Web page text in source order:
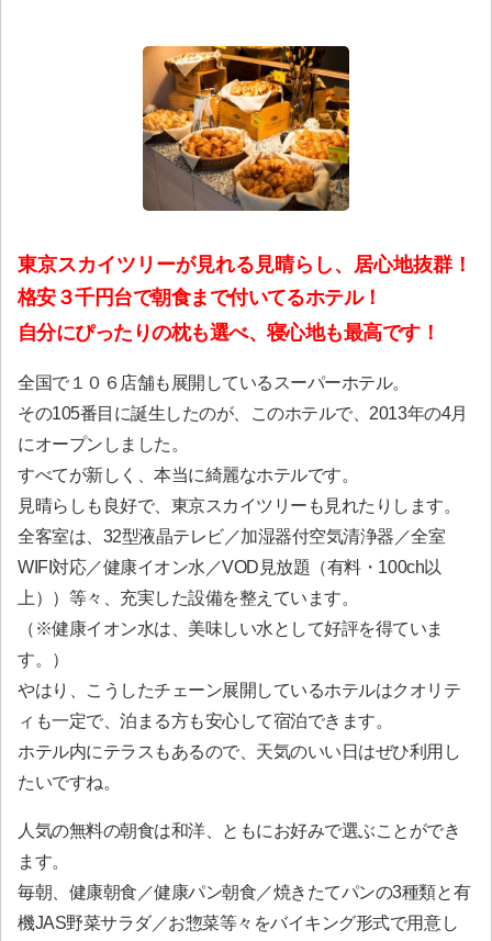
東京スカイツリーが見れる見晴らし、居心地抜群！
格安３千円台で朝食まで付いてるホテル！
自分にぴったりの枕も選べ、寝心地も最高です！
全国で１０６店舗も展開しているスーパーホテル。
その105番目に誕生したのが、このホテルで、2013年の4月
にオープンしました。
すべてが新しく、本当に綺麗なホテルです。
見晴らしも良好で、東京スカイツリーも見れたりします。
全客室は、32型液晶テレビ／加湿器付空気清浄器／全室
WIFI対応／健康イオン水／VOD見放題（有料・100ch以
上））等々、充実した設備を整えています。
（※健康イオン水は、美味しい水として好評を得ていま
す。）
やはり、こうしたチェーン展開しているホテルはクオリテ
ィも一定で、泊まる方も安心して宿泊できます。
ホテル内にテラスもあるので、天気のいい日はぜひ利用し
たいですね。
人気の無料の朝食は和洋、ともにお好みで選ぶことができ
ます。
毎朝、健康朝食／健康パン朝食／焼きたてパンの3種類と有
機JAS野菜サラダ／お惣菜等々をバイキング形式で用意し